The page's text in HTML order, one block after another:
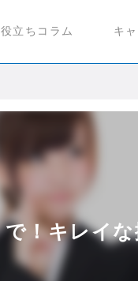
立ちコラム キ
！キレイ